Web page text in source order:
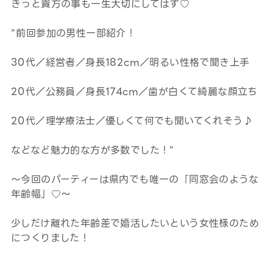
きっと貴方の事も一生大切にしてはず♡
”前回参加の男性一部紹介！
30代／経営者／身長182cm／明るい性格で聞き上手
20代／公務員／身長174cm／歯が白くて綺麗な顔立ち
20代／理学療法士／優しくて何でも聞いてくれそう♪
などなど魅力的な方が多数でした！”
～今回のパーティーは県内でも唯一の「同窓会のような
年齢幅」♡～
少しだけ離れた年齢差で婚活したいという女性様のため
につくりました！